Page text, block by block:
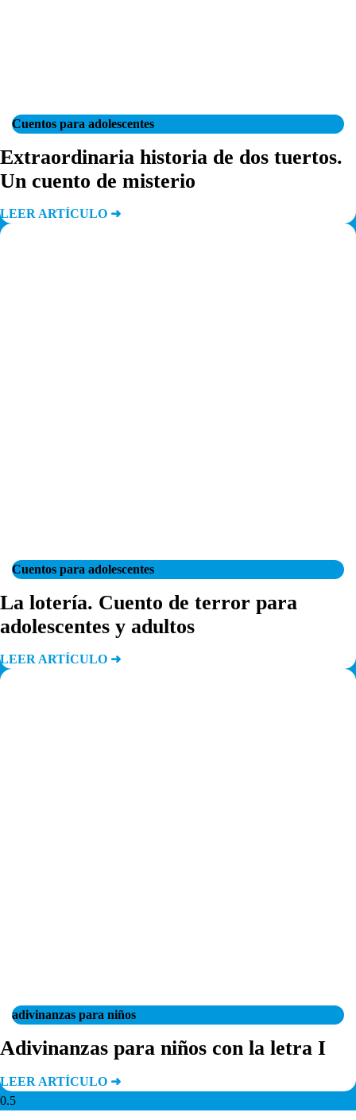
Cuentos para adolescentes
Extraordinaria historia de dos tuertos.
Un cuento de misterio
LEER ARTÍCULO ➜
Cuentos para adolescentes
La lotería. Cuento de terror para
adolescentes y adultos
LEER ARTÍCULO ➜
adivinanzas para niños
Adivinanzas para niños con la letra I
LEER ARTÍCULO ➜